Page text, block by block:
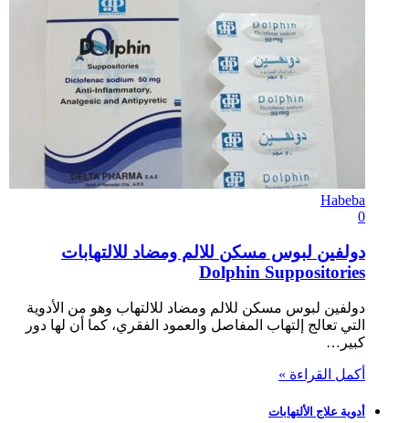
Habeba
0
دولفين لبوس مسكن للالم ومضاد للالتهابات
Dolphin Suppositories
دولفين لبوس مسكن للالم ومضاد للالتهاب وهو من الأدوية
التي تعالج إلتهاب المفاصل والعمود الفقري، كما أن لها دور
كبير…
أكمل القراءة »
أدوية علاج الألتهابات